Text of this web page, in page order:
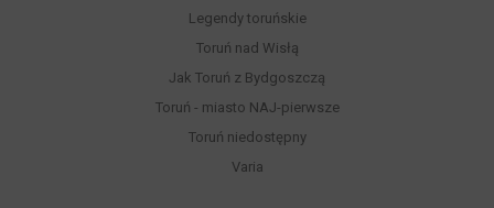
Legendy toruńskie
Toruń nad Wisłą
Jak Toruń z Bydgoszczą
Toruń - miasto NAJ-pierwsze
Toruń niedostępny
Varia